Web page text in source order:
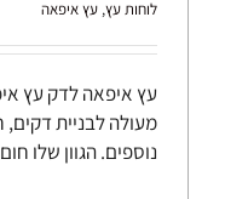
לוחות עץ, עץ איפאה
עץ איפאה לדק עץ
מעולה לבניית דקים,
נוספים. הגוון שלו